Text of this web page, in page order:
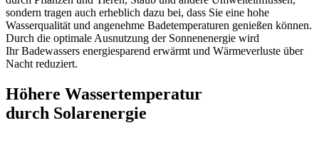
sondern tragen auch erheblich dazu bei, dass Sie eine hohe
Wasserqualität und angenehme Badetemperaturen genießen können.
Durch die optimale Ausnutzung der Sonnenenergie wird
Ihr Badewassers energiesparend erwärmt und Wärmeverluste über
Nacht reduziert.
Höhere Wasser­temperatur
durch Solarenergie